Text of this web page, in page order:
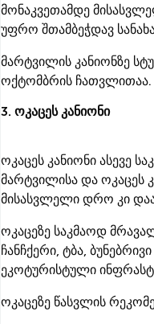
მონაკვეთამდე
უფრო შთამბეჭდავ
მარტვილის კანიონზე
ოქტომბრის ჩათვლითაა.
3. ოკაცეს კანიონი
ოკაცეს კანიონი ასევე
მარტვილისა და ოკაცეს
მისასვლელი დრო კი
ოკაცეზე საკმაოდ
ჩანჩქერი, ტბა,
ეკოტურისტული
ოკაცეზე წასვლის